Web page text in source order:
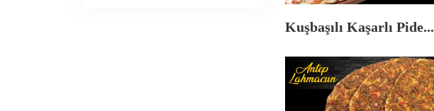
Kuşbaşılı Kaşarlı Pide...